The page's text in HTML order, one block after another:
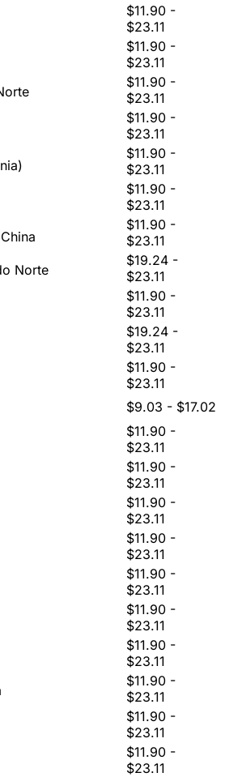
$11.90 -
$23.11
$11.90 -
$23.11
$11.90 -
$23.11
$11.90 -
$23.11
$11.90 -
$23.11
$11.90 -
$23.11
$11.90 -
$23.11
Norte
$19.24 -
$23.11
$11.90 -
$23.11
$19.24 -
$23.11
$11.90 -
$23.11
$9.03 - $17.02
$11.90 -
$23.11
$11.90 -
$23.11
$11.90 -
$23.11
$11.90 -
$23.11
$11.90 -
$23.11
$11.90 -
$23.11
$11.90 -
$23.11
$11.90 -
$23.11
$11.90 -
$23.11
$11.90 -
$23.11